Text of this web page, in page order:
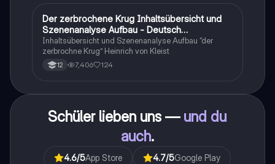
Deutsch
Der zerbrochene Krug Inhaltsübersicht und
Szenenanalyse Aufbau - Deutsch
Q1/Q2/Abitur
Inhaltsübersicht und Szenenanalyse Aufbau “der
zerbrochne Krug” Heinrich von Kleist
12 7,406 124
Schüler lieben uns — und du
auch.
4.6/5App Store 4.7/5Google Play